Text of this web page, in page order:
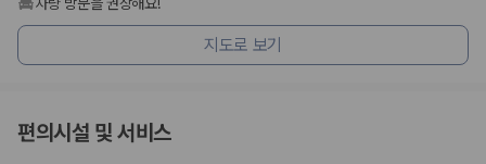
커플·친구 여행에서 많이 선택되며 가격과 승차감의 균형이 좋은 차
종입니다.
가족 여행, 짐이 많은 여행, 장거리 이동에 적합하며 보험 조건과 차
단체 여행이나 4인 이상 가족 여행에 적합하며 인원수, 짐 공간, 보
험 조건을 함께 확인해야 합니다.
지도로 보기
편의시설 및 서비스